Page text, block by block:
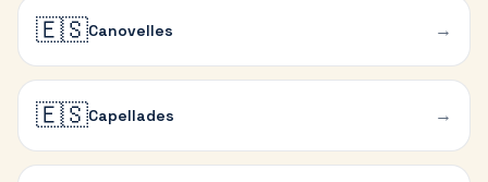
🇪🇸Canovelles →
🇪🇸Capellades →